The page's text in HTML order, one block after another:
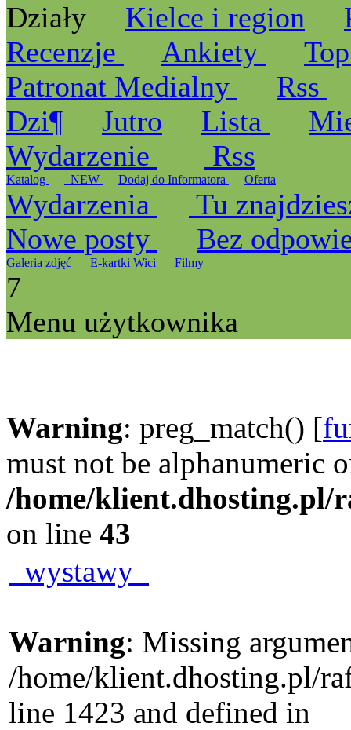
Działy
Kielce i region
Recenzje
Ankiety
Patronat Medialny
Rss
Dzi¶
Jutro Lista
Wydarzenie
Rss
Katalog _NEW Dodaj do Informatora Oferta
Wydarzenia
Tu
Nowe posty
Bez
Galeria zdjęć E-kartki Wici Filmy
7
Menu użytkownika
Warning: preg_match() [
must not be alphanumeric
/home/klient.dhosting.pl/
on line 43
wystawy
Warning: Missing
/home/klient.dhosting.pl/
line 1423 and defined in